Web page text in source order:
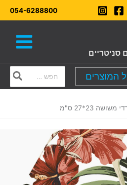
054-6288800
המוצרים
for: